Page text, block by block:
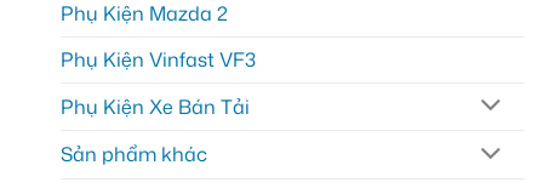
Phụ Kiện Mazda 2
Phụ Kiện Vinfast VF3
Phụ Kiện Xe Bán Tải
Sản phẩm khác